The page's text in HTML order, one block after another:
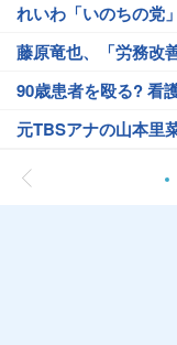
れいわ「いのちの党
藤原竜也、「労務改
90歳患者を殴る? 看
元TBSアナの山本里